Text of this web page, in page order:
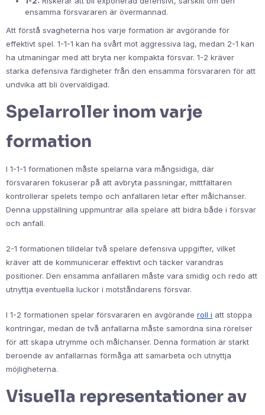
ensamma försvararen är övermannad.
Att förstå svagheterna hos varje formation är avgörande för
effektivt spel. 1-1-1 kan ha svårt mot aggressiva lag, medan 2-1 kan
ha utmaningar med att bryta ner kompakta försvar. 1-2 kräver
starka defensiva färdigheter från den ensamma försvararen för att
undvika att bli överväldigad.
Spelarroller inom varje
formation
I 1-1-1 formationen måste spelarna vara mångsidiga, där
försvararen fokuserar på att avbryta passningar, mittfältaren
kontrollerar spelets tempo och anfallaren letar efter målchanser.
Denna uppställning uppmuntrar alla spelare att bidra både i försvar
och anfall.
2-1 formationen tilldelar två spelare defensiva uppgifter, vilket
kräver att de kommunicerar effektivt och täcker varandras
positioner. Den ensamma anfallaren måste vara smidig och redo att
utnyttja eventuella luckor i motståndarens försvar.
I 1-2 formationen spelar försvararen en avgörande roll i att stoppa
kontringar, medan de två anfallarna måste samordna sina rörelser
för att skapa utrymme och målchanser. Denna formation är starkt
beroende av anfallarnas förmåga att samarbeta och utnyttja
möjligheterna.
Visuella representationer av